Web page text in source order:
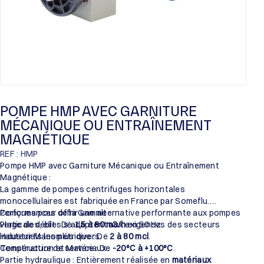
POMPE HMP AVEC GARNITURE
MÉCANIQUE OU ENTRAÎNEMENT
MAGNÉTIQUE
REF : HMP
Pompe HMP avec Garniture Mécanique ou Entraînement
Magnétique :
La gamme de pompes centrifuges horizontales
monocellulaires est fabriquée en France par Someflu.
Conçues pour offrir une alternative performante aux pompes
verticales, elles s’adaptent aux exigences des secteurs
industriels les plus divers.
Performances de la Gamme :
Plage de débit : De1,5 à 80 m3/hen 50 Hz.
Hauteur Manométrique : De 2 à 80 mcl.
Température de service : De -20°C à +100°C.
Construction et Matériaux :
Partie hydraulique : Entièrement réalisée en matériaux